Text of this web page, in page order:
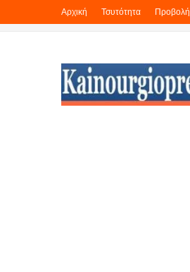
Αρχική Τσυτότητα Προβολή